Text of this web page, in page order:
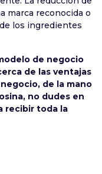
marca reconocida o
los ingredientes
de negocio
de las ventajas
de la mano
no dudes en
recibir toda la